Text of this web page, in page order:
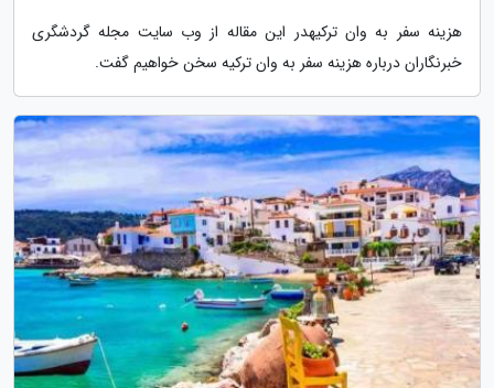
هزینه سفر به وان ترکیهدر این مقاله از وب سایت مجله گردشگری
خبرنگاران درباره هزینه سفر به وان ترکیه سخن خواهیم گفت.